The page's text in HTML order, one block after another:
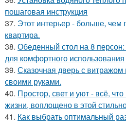
пошаговая инструкция
37. Этот интерьер - больше, чем
квартира.
38. Обеденный стол на 8
для комфортного использования
39. Сказочная дверь с витражом
своими руками.
40. Простор, свет и уют - всё,
жизни, воплощено в этой
41. Как выбрать оптимальный